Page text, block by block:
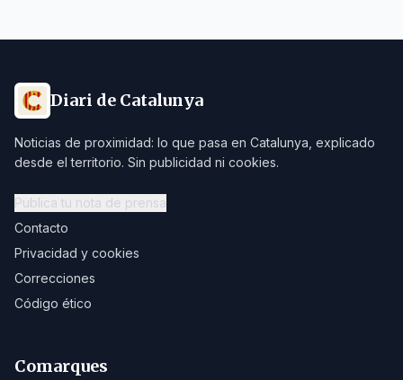
Diari de Catalunya
Noticias de proximidad: lo que pasa en Catalunya, explicado
desde el territorio. Sin publicidad ni cookies.
Publica tu nota de prensa
Contacto
Privacidad y cookies
Correcciones
Código ético
Comarques